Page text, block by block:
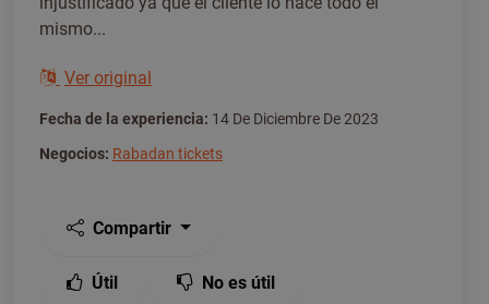
mismo...
Ver original
Fecha de la experiencia: 14 De Diciembre De 2023
Negocios: Rabadan tickets
Compartir
Útil No es útil